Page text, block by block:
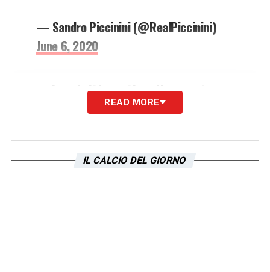
— Sandro Piccinini (@RealPiccinini)
June 6, 2020
Iscriviti gratis alla nostra
Newsletter
ISCRIVIMI
READ MORE
IL CALCIO DEL GIORNO